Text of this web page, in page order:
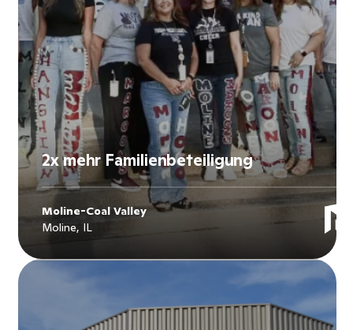
2x mehr Familienbeteiligung
Moline-Coal Valley
Moline, IL
Explore